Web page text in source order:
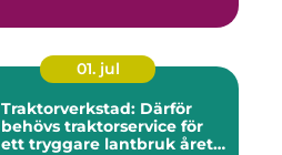
01. jul
Traktorverkstad: Därför
behövs traktorservice för
ett tryggare lantbruk året